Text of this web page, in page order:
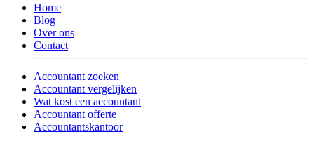
Home
Blog
Over ons
Contact
Accountant zoeken
Accountant vergelijken
Wat kost een accountant
Accountant offerte
Accountantskantoor